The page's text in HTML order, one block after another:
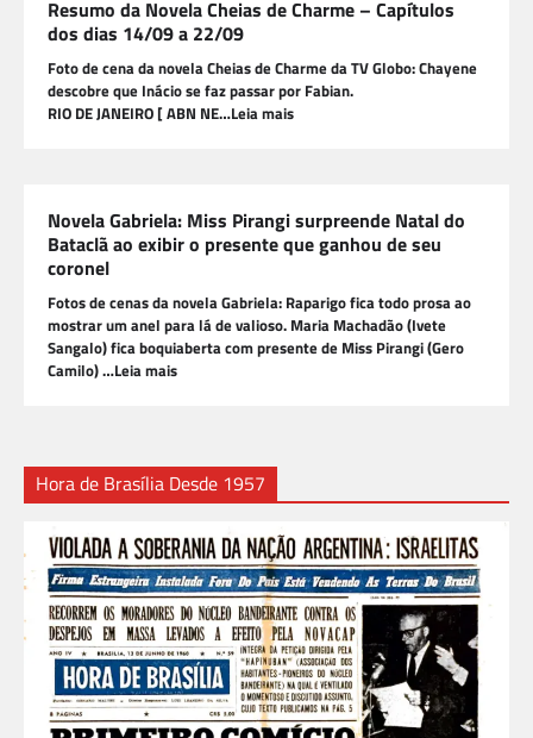
Resumo da Novela Cheias de Charme – Capítulos
dos dias 14/09 a 22/09
Foto de cena da novela Cheias de Charme da TV Globo: Chayene
descobre que Inácio se faz passar por Fabian.
RIO DE JANEIRO [ ABN NE…Leia mais
Novela Gabriela: Miss Pirangi surpreende Natal do
Bataclã ao exibir o presente que ganhou de seu
coronel
Fotos de cenas da novela Gabriela: Raparigo fica todo prosa ao
mostrar um anel para lá de valioso. Maria Machadão (Ivete
Sangalo) fica boquiaberta com presente de Miss Pirangi (Gero
Camilo) …Leia mais
Hora de Brasília Desde 1957